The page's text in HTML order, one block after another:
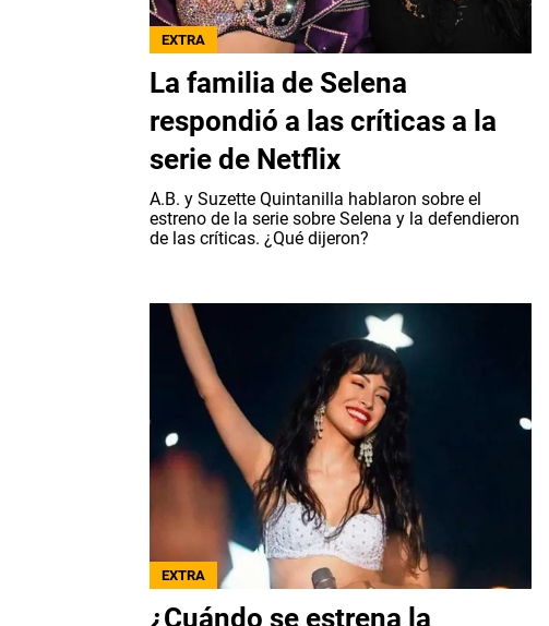
EXTRA
La familia de Selena
respondió a las críticas a la
serie de Netflix
A.B. y Suzette Quintanilla hablaron sobre el
estreno de la serie sobre Selena y la defendieron
de las críticas. ¿Qué dijeron?
EXTRA
¿Cuándo se estrena la